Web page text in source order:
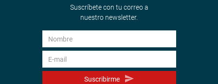
Suscríbete con tu correo a
nuestro newsletter.
Suscribirme